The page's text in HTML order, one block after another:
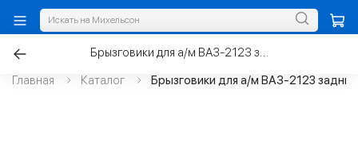
Главная Каталог Брызговики для а/м ВАЗ-2123